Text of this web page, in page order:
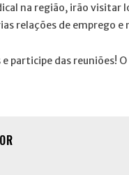
na região, irão
relações de emprego
participe das reuniões!